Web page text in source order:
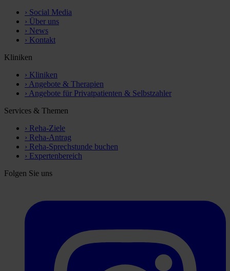
› Social Media
› Über uns
› News
› Kontakt
Kliniken
› Kliniken
› Angebote & Therapien
› Angebote für Privatpatienten & Selbstzahler
Services & Themen
› Reha-Ziele
› Reha-Antrag
› Reha-Sprechstunde buchen
› Expertenbereich
Folgen Sie uns